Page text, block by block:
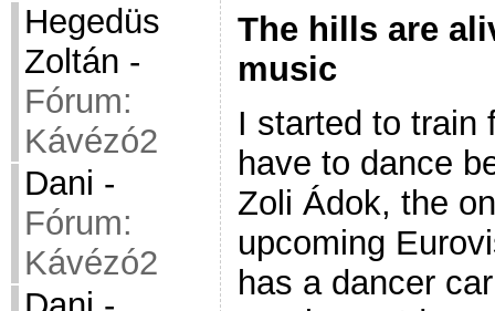
Hegedüs
Zoltán -
Fórum:
Kávézó2
Dani -
Fórum:
Kávézó2
The hills are
music
I started to train
have to dance
Zoli Ádok, the
upcoming
has a dancer